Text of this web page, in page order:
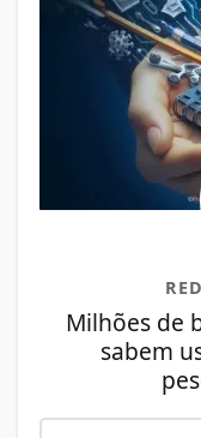
Milhões de
sabem